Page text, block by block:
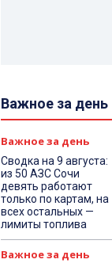
Важное за день
Важное за день
Сводка на 9 августа:
из 50 АЗС Сочи
девять работают
только по картам, на
всех остальных —
лимиты топлива
Важное за день